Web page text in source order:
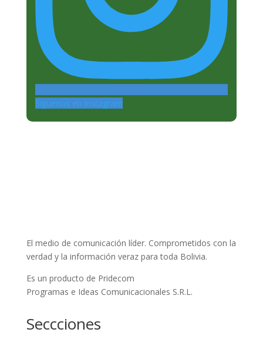
Siguenos en Instagram
El medio de comunicación líder. Comprometidos con la
verdad y la información veraz para toda Bolivia.
Es un producto de Pridecom
Programas e Ideas Comunicacionales S.R.L.
Seccciones